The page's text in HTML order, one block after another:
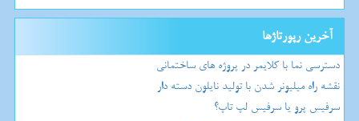
آخرین رپورتاژها
دسترسی نما با کلایمر در پروژه های ساختمانی
نقشه راه میلیونر شدن با تولید نایلون دسته دار
سرفیس پرو یا سرفیس لپ تاپ؟